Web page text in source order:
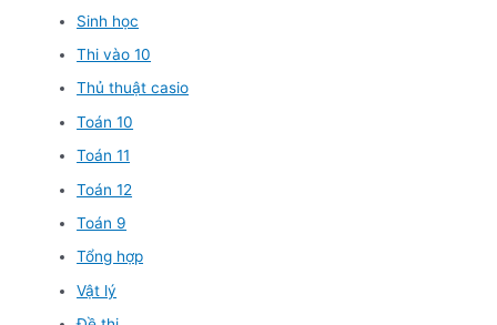
Sinh học
Thi vào 10
Thủ thuật casio
Toán 10
Toán 11
Toán 12
Toán 9
Tổng hợp
Vật lý